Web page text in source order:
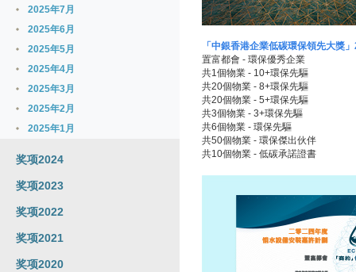
2025年7月
2025年6月
2025年5月
2025年4月
2025年3月
2025年2月
2025年1月
奖项2024
奖项2023
奖项2022
奖项2021
奖项2020
「中銀香港企業低碳環保領先大獎
置富都會 - 環保優秀企業
共1個物業 - 10+環保先驅
共20個物業 - 8+環保先驅
共20個物業 - 5+環保先驅
共3個物業 - 3+環保先驅
共6個物業 - 環保先驅
共50個物業 - 環保傑出伙伴
共10個物業 - 低碳承諾證書